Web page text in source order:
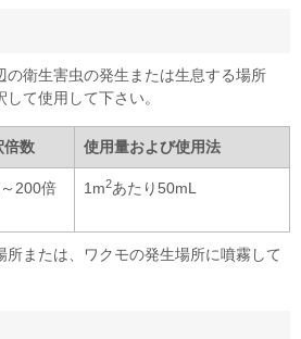
の衛生害虫の発生または生息する場所
て使用して下さい。
倍数 使用量および使用法
200倍 1m2あたり50mL
または、ワクモの発生場所に噴霧して